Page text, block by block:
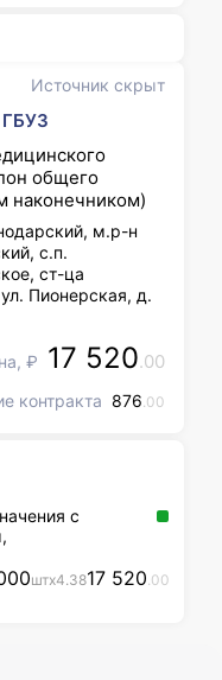
Источник скрыт
общего
наконечником)
м.р-н
с.п.
ст-ца
Пионерская, д.
₽ 17 520.00
контракта 876.00
с
штx4.3817 520.00